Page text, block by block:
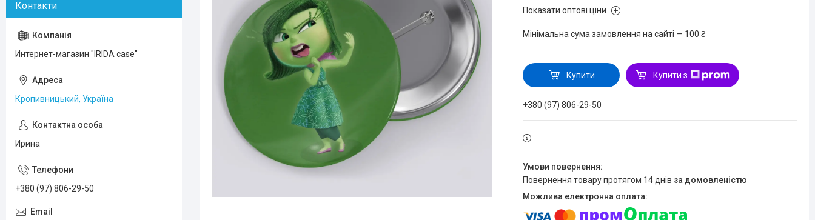
Показати оптові ціни
Мінімальна сума замовлення на сайті — 100 ₴
Купити Купити з
+380 (97) 806-29-50
повернення товару протягом 14 днів за домовленістю
Интернет-магазин "IRIDA case"
Кропивницький, Україна
Ирина
+380 (97) 806-29-50